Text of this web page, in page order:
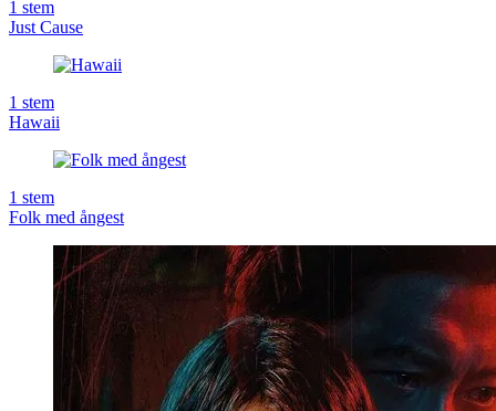
1 stem
Just Cause
1 stem
Hawaii
1 stem
Folk med ångest